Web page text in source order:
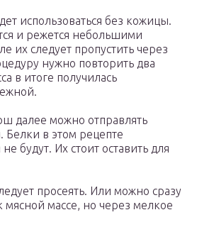
использоваться без кожицы.
и режется небольшими
их следует пропустить через
нужно повторить два
в итоге получилась
далее можно отправлять
Белки в этом рецепте
не будут. Их стоит оставить для
просеять. Или можно сразу
мясной массе, но через мелкое